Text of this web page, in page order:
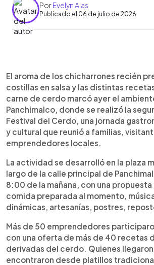
PorEvelyn Alas
Publicado el 06 de julio de 2026
Escuchar artículo
El Festival del Cerdo en
segunda edición con la
50 emprendedores y más de 40
derivadas del cerdo. La actividad
gastronomía tradicional e
postres y dinámicas familiares en la
principal del municipio. Los
platillos desde $2, con opciones
presupuestos. Además, el evento
ambiente cultural, donde las
y las tradiciones locales de
complementaron la experiencia. La
convirtió en un atractivo turístico que
emprendimiento y la identidad
lugar.
El aroma de los chicharrones recién
costillas en salsa y las distintas
carne de cerdo marcó ayer el
Panchimalco, donde se realizó la
Festival del Cerdo, una jornada
y cultural que reunió a familias,
emprendedores locales.
La actividad se desarrolló en la plaza
largo de la calle principal de
8:00 de la mañana, con una
comida preparada al momento,
dinámicas, artesanías, postres,
Más de 50 emprendedores
con una oferta de más de 40 recetas
derivadas del cerdo. Quienes
encontraron desde platillos